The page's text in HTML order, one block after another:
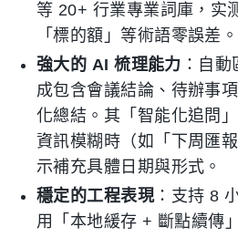
等 20+ 行業專業詞庫，实
「標的額」等術語零誤差。
強大的 AI 梳理能力 ：自
成包含會議結論、待辦事
化總結。其「智能化追問
資訊模糊時（如「下周匯
示補充具體日期與形式。
穩定的工程表現：支持 8
用「本地緩存 + 斷點續傳